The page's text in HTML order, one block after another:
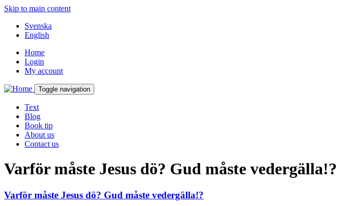
Skip to main content
Svenska
English
Home
Login
My account
Toggle navigation
Text
Blog
Book tip
About us
Contact us
Varför måste Jesus dö? Gud måste vedergälla!?
Varför måste Jesus dö? Gud måste vedergälla!?